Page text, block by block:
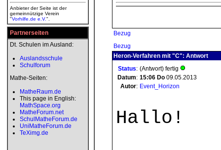
Anbieter der Seite ist der
gemeinnützige Verein
"Vorhilfe.de e.V.".
Partnerseiten
Dt. Schulen im Ausland:
Auslandsschule
Schulforum
Mathe-Seiten:
MatheRaum.de
This page in English:
MathSpace.org
MatheForum.net
SchulMatheForum.de
UniMatheForum.de
TeXimg.de
Bezug
Bezug
Heron-Verfahren mit "C": Antwort
Status: (Antwort) fertig
Datum: 15:06 Do 09.05.2013
Autor: Event_Horizon
Hallo!